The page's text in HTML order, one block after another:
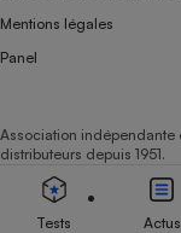
Mentions légales
Panel
Association indépendante
distributeurs depuis 1951.
Tests Actus